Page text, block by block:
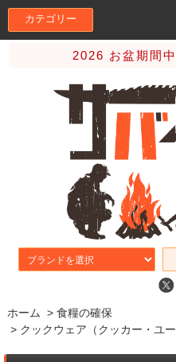
カテゴリー
2026 お盆期間
ホーム > 食糧の確保
> クックウェア（クッカー・ユー